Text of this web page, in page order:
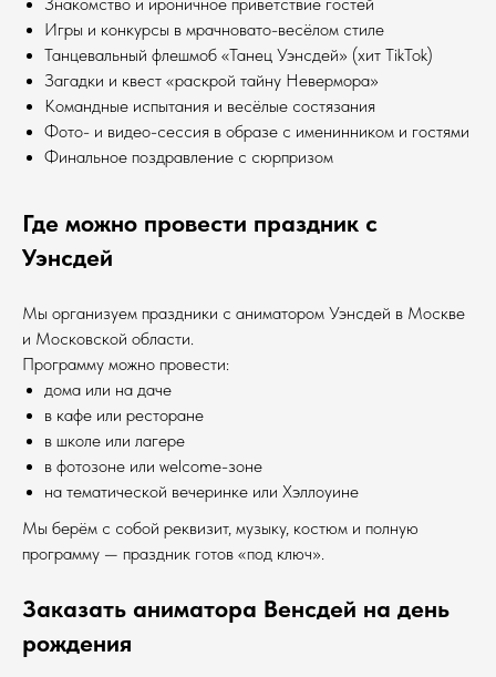
Игры и конкурсы в мрачновато-весёлом стиле
Танцевальный флешмоб «Танец Уэнсдей» (хит TikTok)
Загадки и квест «раскрой тайну Невермора»
Командные испытания и весёлые состязания
Фото- и видео-сессия в образе с именинником и гостями
Финальное поздравление с сюрпризом
Где можно провести праздник с
Уэнсдей
Мы организуем праздники с аниматором Уэнсдей в Москве
и Московской области.
Программу можно провести:
дома или на даче
в кафе или ресторане
в школе или лагере
в фотозоне или welcome-зоне
на тематической вечеринке или Хэллоуине
Мы берём с собой реквизит, музыку, костюм и полную
программу — праздник готов «под ключ».
Заказать аниматора Венсдей на день
рождения